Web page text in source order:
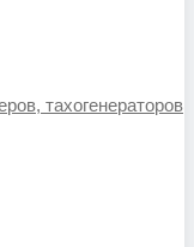
тахогенераторов